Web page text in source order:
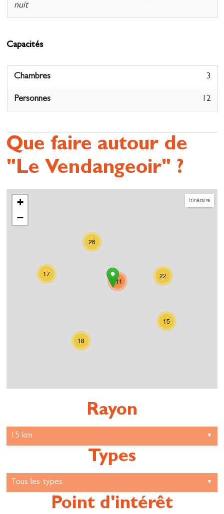
nuit
Capacités
Chambres 3
Personnes 12
Que faire autour de
"Le Vendangeoir" ?
Itinéraire
17
15
18
22
26
111
+
−
Rayon
Types
Point d'intérêt